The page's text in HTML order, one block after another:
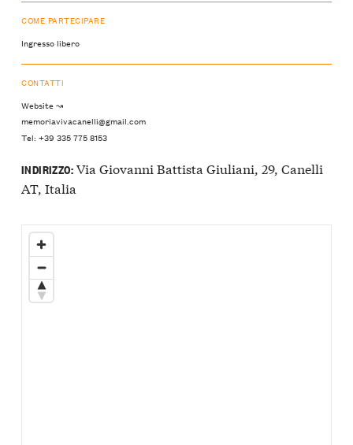
COME PARTECIPARE
Ingresso libero
CONTATTI
Website ↝
memoriavivacanelli@gmail.com
Tel: +39 335 775 8153
INDIRIZZO:Via Giovanni Battista Giuliani, 29, Canelli
AT, Italia